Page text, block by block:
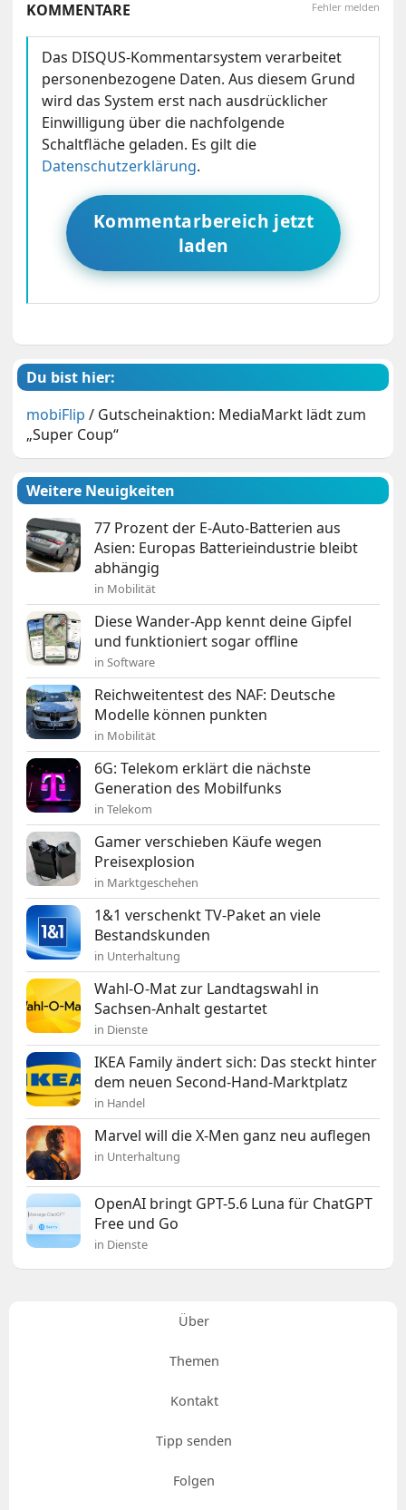
Fehler melden
KOMMENTARE
Das DISQUS-Kommentarsystem verarbeitet
personenbezogene Daten. Aus diesem Grund
wird das System erst nach ausdrücklicher
Einwilligung über die nachfolgende
Schaltfläche geladen. Es gilt die
Datenschutzerklärung.
Kommentarbereich jetzt
laden
Du bist hier:
mobiFlip / Gutscheinaktion: MediaMarkt lädt zum
„Super Coup“
Weitere Neuigkeiten
77 Prozent der E-Auto-Batterien aus
Asien: Europas Batterieindustrie bleibt
abhängig
in Mobilität
Diese Wander-App kennt deine Gipfel
und funktioniert sogar offline
in Software
Reichweitentest des NAF: Deutsche
Modelle können punkten
in Mobilität
6G: Telekom erklärt die nächste
Generation des Mobilfunks
in Telekom
Gamer verschieben Käufe wegen
Preisexplosion
in Marktgeschehen
1&1 verschenkt TV-Paket an viele
Bestandskunden
in Unterhaltung
Wahl-O-Mat zur Landtagswahl in
Sachsen-Anhalt gestartet
in Dienste
IKEA Family ändert sich: Das steckt hinter
dem neuen Second-Hand-Marktplatz
in Handel
Marvel will die X-Men ganz neu auflegen
in Unterhaltung
OpenAI bringt GPT-5.6 Luna für ChatGPT
Free und Go
in Dienste
Über
Themen
Kontakt
Tipp senden
Folgen